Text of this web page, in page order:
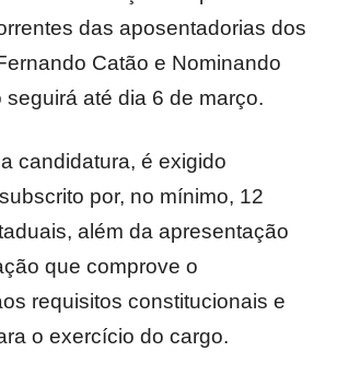
das aposentadorias dos
Catão e Nominando
seguirá até dia 6 de março.
candidatura, é exigido
por, no mínimo, 12
além da apresentação
que comprove o
requisitos constitucionais e
o exercício do cargo.